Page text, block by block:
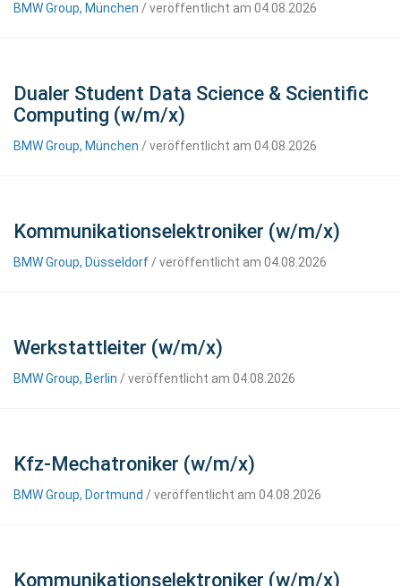
BMW Group, München / veröffentlicht am 04.08.2026
Dualer Student Data Science & Scientific
Computing (w/m/x)
BMW Group, München / veröffentlicht am 04.08.2026
Kommunikationselektroniker (w/m/x)
BMW Group, Düsseldorf / veröffentlicht am 04.08.2026
Werkstattleiter (w/m/x)
BMW Group, Berlin / veröffentlicht am 04.08.2026
Kfz-Mechatroniker (w/m/x)
BMW Group, Dortmund / veröffentlicht am 04.08.2026
Kommunikationselektroniker (w/m/x)